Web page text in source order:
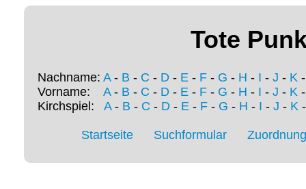
Tote
Nachname: A- B - C - D - E - F - G - H - I - J - K
Vorname: A- B - C - D - E - F - G - H - I - J - K
Kirchspiel: A- B - C - D- E- F- G - H - I - J - K
Startseite Suchformular